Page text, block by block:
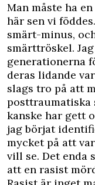
Man måste ha
här sen vi
smärt-minus,
smärttröskel.
generationerna
deras lidande
slags tro på att
posttraumatiska
kanske har gett
jag börjat
mycket på att
vill se. Det enda
att en rasist